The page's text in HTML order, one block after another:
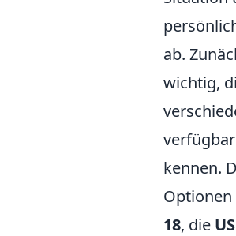
ab.
wichtig,
kennen.
18, die